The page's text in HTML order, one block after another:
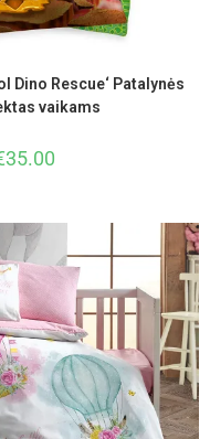
Dino Rescue‘ Patalynės
vaikams
35.00